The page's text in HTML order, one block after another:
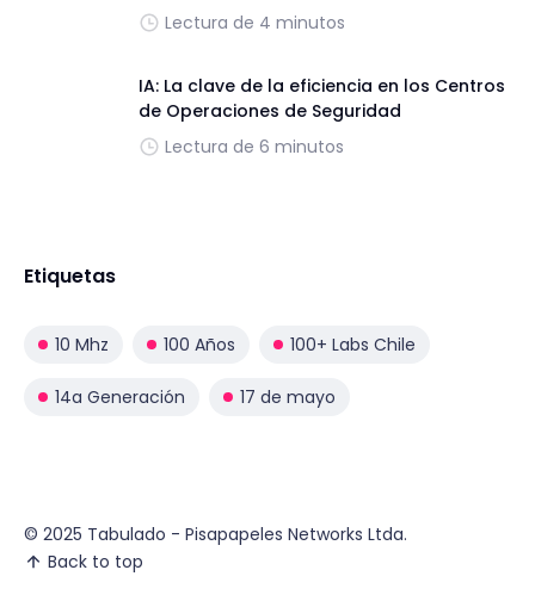
Lectura de 4 minutos
IA: La clave de la eficiencia en los Centros
de Operaciones de Seguridad
Lectura de 6 minutos
Etiquetas
10 Mhz 100 Años 100+ Labs Chile
14a Generación 17 de mayo
© 2025 Tabulado - Pisapapeles Networks Ltda.
Back to top